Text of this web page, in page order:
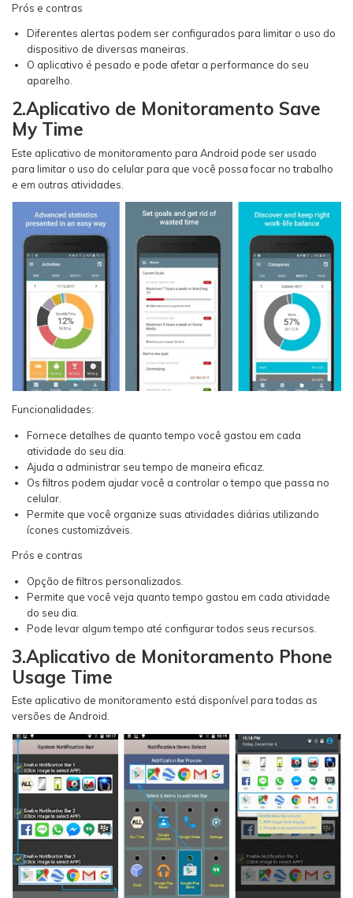
Prós e contras
Diferentes alertas podem ser configurados para limitar o uso do
dispositivo de diversas maneiras.
O aplicativo é pesado e pode afetar a performance do seu
aparelho.
2.Aplicativo de Monitoramento Save
My Time
Este aplicativo de monitoramento para Android pode ser usado
para limitar o uso do celular para que você possa focar no trabalho
e em outras atividades.
Funcionalidades:
Fornece detalhes de quanto tempo você gastou em cada
atividade do seu dia.
Ajuda a administrar seu tempo de maneira eficaz.
Os filtros podem ajudar você a controlar o tempo que passa no
celular.
Permite que você organize suas atividades diárias utilizando
ícones customizáveis.
Prós e contras
Opção de filtros personalizados.
Permite que você veja quanto tempo gastou em cada atividade
do seu dia.
Pode levar algum tempo até configurar todos seus recursos.
3.Aplicativo de Monitoramento Phone
Usage Time
Este aplicativo de monitoramento está disponível para todas as
versões de Android.